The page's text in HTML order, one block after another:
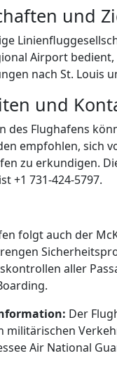
und
Airport
nach St. Louis
und
des Flughafens
empfohlen, sich
zu erkundigen.
+1 731-424-5797.
folgt auch der
aller
Der
militärischen
Air National